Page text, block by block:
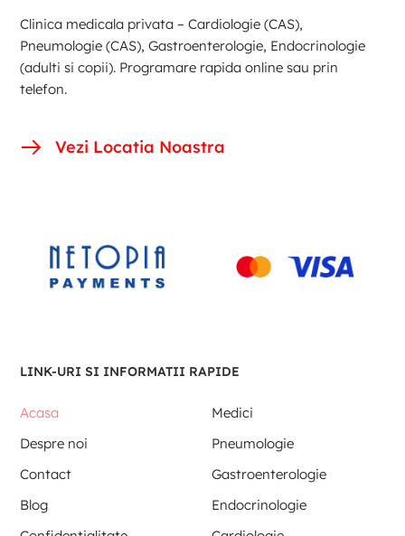
Clinica medicala privata – Cardiologie (CAS),
Pneumologie (CAS), Gastroenterologie, Endocrinologie
(adulti si copii). Programare rapida online sau prin
telefon.
Vezi Locatia Noastra
LINK-URI SI INFORMATII RAPIDE
Acasa
Medici
Despre noi
Pneumologie
Contact
Gastroenterologie
Blog
Endocrinologie